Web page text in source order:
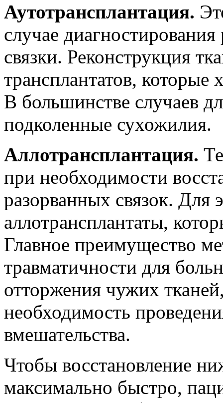
Аутотрансплантация.
случае
связки. Реконструкция
трансплантатов, которые
В большинстве случаев
подколенные сухожилия.
Аллотрансплантация.
при необходимости
разорванных связок. Для
аллотрансплантаты,
Главное преимущество
травматичности для
отторжения чужих
необходимость
вмешательства.
Чтобы восстановление
максимально быстро,